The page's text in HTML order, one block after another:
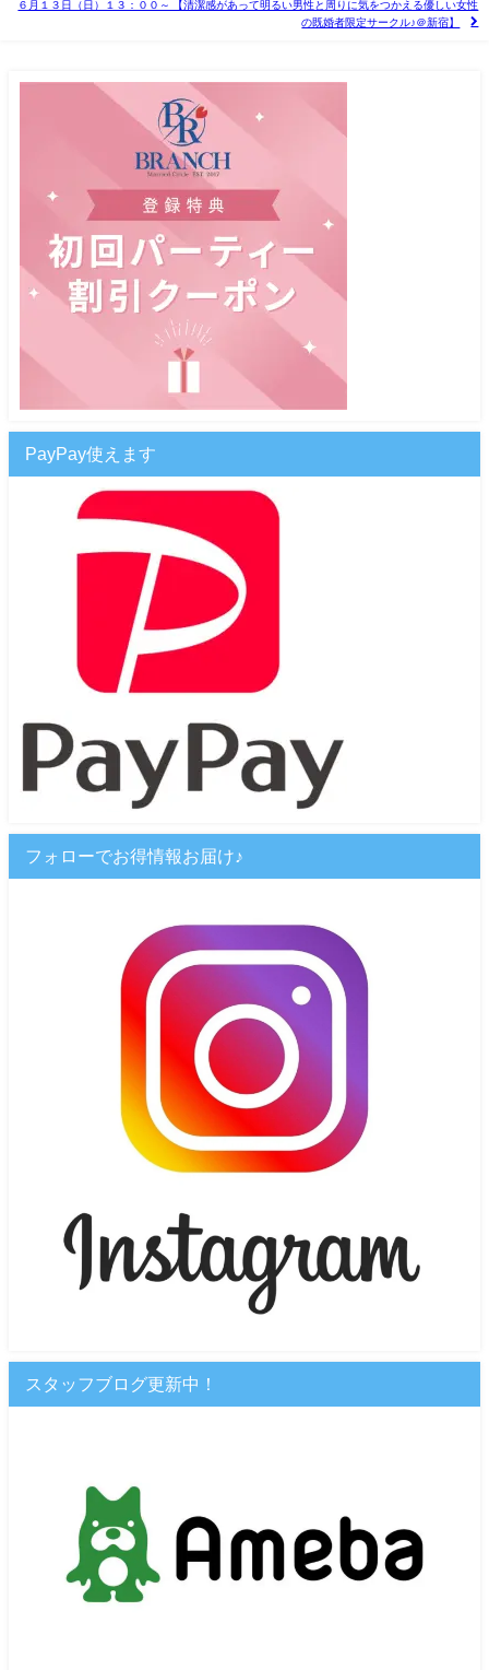
６月１３日（日）１３：００～ 【清潔感があって明るい男性と周りに気をつかえる優しい女性
の既婚者限定サークル♪＠新宿】
PayPay使えます
フォローでお得情報お届け♪
スタッフブログ更新中！